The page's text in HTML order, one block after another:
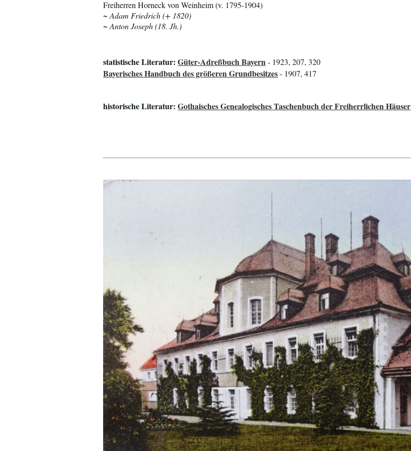
Freiherren Horneck von Weinheim (v. 1795-1904)
~ Adam Friedrich (+ 1820)
~ Anton Joseph (18. Jh.)
statistische Literatur:Güter-Adreßbuch Bayern- 1923, 207, 320
Bayerisches Handbuch des größeren Grundbesitzes- 1907, 417
historische Literatur:Gothaisches Genealogisches Taschenbuch der Freiherrlichen Häuser